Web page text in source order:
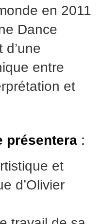
en 2011
Dance
d’une
entre
et
présentera:
et
d’Olivier